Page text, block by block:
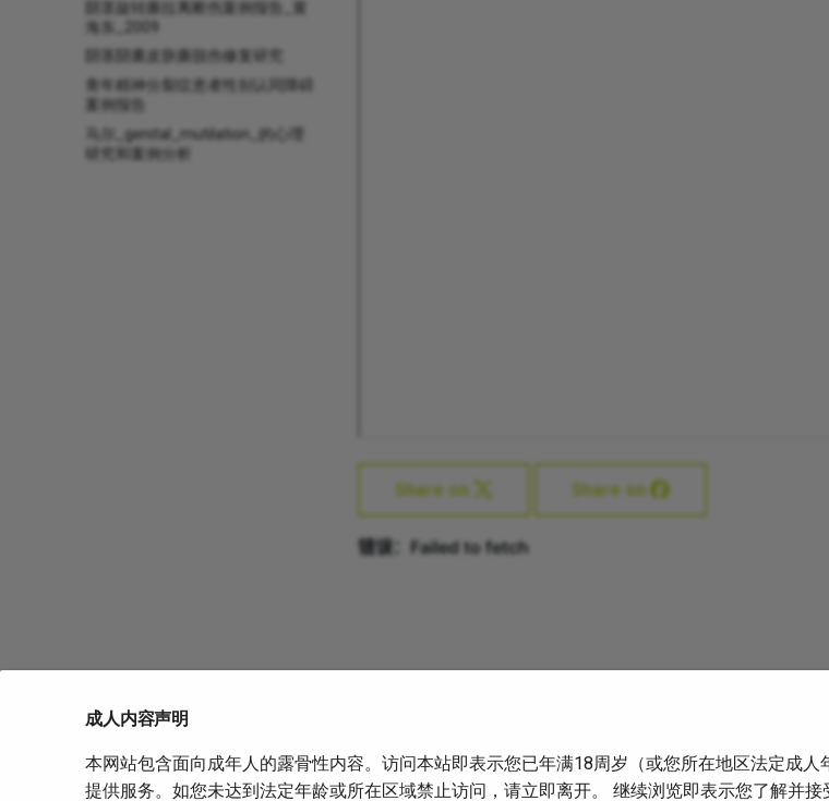
阴茎旋转撕拉离断伤案例报告_黄
海东_2009
阴茎阴囊皮肤撕脱伤修复研究
青年精神分裂症患者性别认同障碍
案例报告
马尔_genital_mutilation_的心理
研究和案例分析
Share on Share on
上一页
2012_季汉初_阴茎完全离断再植术案例报告
成人内容声明
本网站包含面向成年人的露骨性内容。访问本站即表示您已年满18周岁（或您所在地区法定成
提供服务。如您未达到法定年龄或所在区域禁止访问，请立即离开。 继续浏览即表示您了解并